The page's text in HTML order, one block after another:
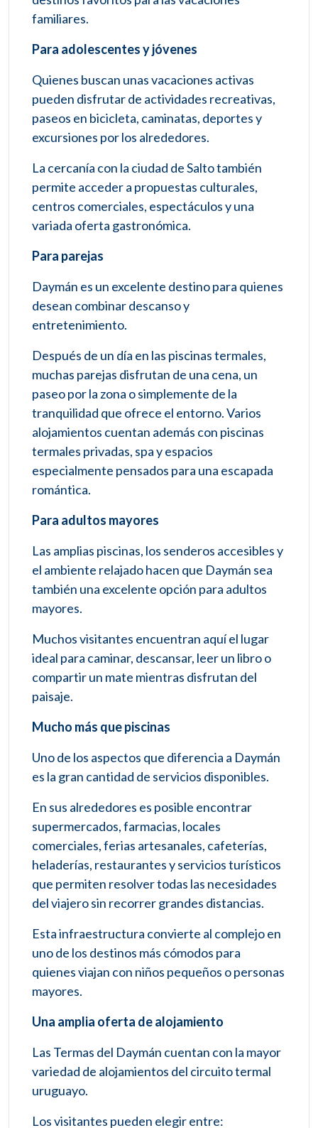
familiares.
Para adolescentes y jóvenes
Quienes buscan unas vacaciones activas
pueden disfrutar de actividades recreativas,
paseos en bicicleta, caminatas, deportes y
excursiones por los alrededores.
La cercanía con la ciudad de Salto también
permite acceder a propuestas culturales,
centros comerciales, espectáculos y una
variada oferta gastronómica.
Para parejas
Daymán es un excelente destino para quienes
desean combinar descanso y
entretenimiento.
Después de un día en las piscinas termales,
muchas parejas disfrutan de una cena, un
paseo por la zona o simplemente de la
tranquilidad que ofrece el entorno. Varios
alojamientos cuentan además con piscinas
termales privadas, spa y espacios
especialmente pensados para una escapada
romántica.
Para adultos mayores
Las amplias piscinas, los senderos accesibles y
el ambiente relajado hacen que Daymán sea
también una excelente opción para adultos
mayores.
Muchos visitantes encuentran aquí el lugar
ideal para caminar, descansar, leer un libro o
compartir un mate mientras disfrutan del
paisaje.
Mucho más que piscinas
Uno de los aspectos que diferencia a Daymán
es la gran cantidad de servicios disponibles.
En sus alrededores es posible encontrar
supermercados, farmacias, locales
comerciales, ferias artesanales, cafeterías,
heladerías, restaurantes y servicios turísticos
que permiten resolver todas las necesidades
del viajero sin recorrer grandes distancias.
Esta infraestructura convierte al complejo en
uno de los destinos más cómodos para
quienes viajan con niños pequeños o personas
mayores.
Una amplia oferta de alojamiento
Las Termas del Daymán cuentan con la mayor
variedad de alojamientos del circuito termal
uruguayo.
Los visitantes pueden elegir entre: